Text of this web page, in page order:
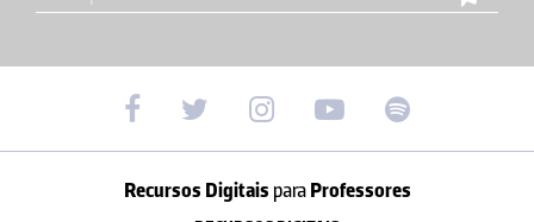
Recursos Digitais paraProfessores